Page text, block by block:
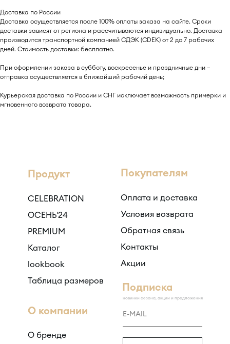
Доставка по России
Доставка осуществляется после 100% оплаты заказа на сайте. Сроки
доставки зависят от региона и рассчитываются индивидуально. Доставка
производится транспортной компанией СДЭК (CDEK) от 2 до 7 рабочих
дней. Стоимость доставки: бесплатно.
При оформлении заказа в субботу, воскресенье и праздничные дни —
отправка осуществляется в ближайший рабочий день;
Курьерская доставка по России и СНГ исключает возможность примерки и
мгновенного возврата товара.
Продукт
CELEBRATION
ОСЕНЬ'24
PREMIUM
Каталог
lookbook
Таблица размеров
Покупателям
Оплата и доставка
Условия возврата
Обратная связь
Контакты
Акции
О бренде
О компании
Подписка
новинки сезона, акции и предложения